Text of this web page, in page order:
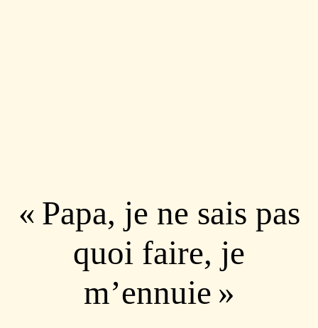
« Papa, je ne sais pas
quoi faire, je
m’ennuie »